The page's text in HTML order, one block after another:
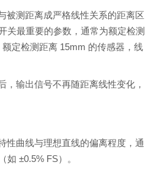
被测距离成严格线性关系的距离区
关最重要的参数，通常为额定检测
定检测距离 15mm 的传感器，线
，输出信号不再随距离线性变化，
性曲线与理想直线的偏离程度，通
如 ±0.5% FS）。